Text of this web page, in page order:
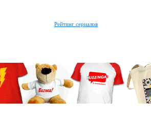
Рейтинг сериалов